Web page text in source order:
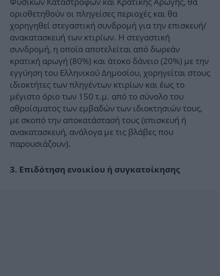
οριοθετηθούν οι πληγείσες περιοχές και θα
χορηγηθεί στεγαστική συνδρομή για την επισκευή/
ανακατασκευή των κτιρίων. Η στεγαστική
συνδρομή, η οποία αποτελείται από δωρεάν
κρατική αρωγή (80%) και άτοκο δάνειο (20%) με την
εγγύηση του Ελληνικού Δημοσίου, χορηγείται στους
ιδιοκτήτες των πληγέντων κτιρίων και έως το
μέγιστο όριο των 150 τ.μ. από το σύνολο του
αθροίσματος των εμβαδών των ιδιοκτησιών τους,
με σκοπό την αποκατάστασή τους (επισκευή ή
ανακατασκευή, ανάλογα με τις βλάβες που
παρουσιάζουν).
3. Επιδότηση ενοικίου ή συγκατοίκησης